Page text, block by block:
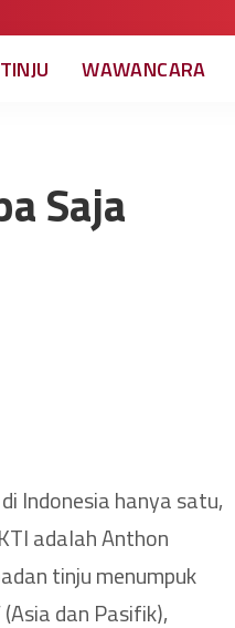
WAWANCARA
Saja
Indonesia hanya satu,
adalah Anthon
tinju menumpuk
dan Pasifik),